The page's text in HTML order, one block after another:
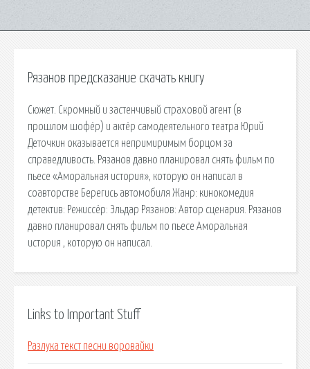
Рязанов предсказание скачать книгу
Сюжет. Скромный и застенчивый страховой агент (в
прошлом шофёр) и актёр самодеятельного театра Юрий
Деточкин оказывается непримиримым борцом за
справедливость. Рязанов давно планировал снять фильм по
пьесе «Аморальная история», которую он написал в
соавторстве Берегись автомобиля Жанр: кинокомедия
детектив: Режиссёр: Эльдар Рязанов: Автор сценария. Рязанов
давно планировал снять фильм по пьесе Аморальная
история , которую он написал.
Links to Important Stuff
Разлука текст песни воровайки